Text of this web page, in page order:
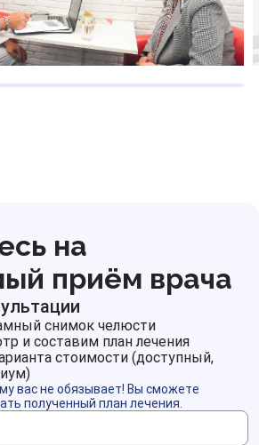
на
приём врача
снимок челюсти
и составим план лечения
стоимости (доступный,
вас не обязывает! Вы сможете
полученный план лечения.